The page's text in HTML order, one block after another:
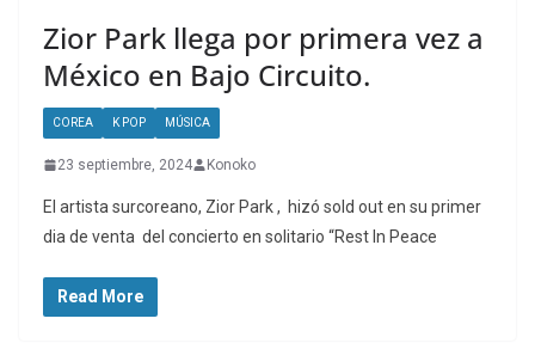
Zior Park llega por primera vez a
México en Bajo Circuito.
COREA K POP MÚSICA
23 septiembre, 2024 Konoko
El artista surcoreano, Zior Park , hizó sold out en su primer
dia de venta del concierto en solitario “Rest In Peace
Read More